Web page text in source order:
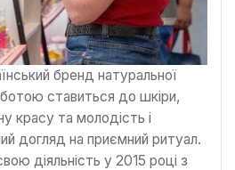
бренд натуральної
ставиться до шкіри,
красу та молодість і
догляд на приємний ритуал.
діяльність у 2015 році з